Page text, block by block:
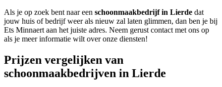
Als je op zoek bent naar een schoonmaakbedrijf in Lierde dat
jouw huis of bedrijf weer als nieuw zal laten glimmen, dan ben je bij
Ets Minnaert aan het juiste adres. Neem gerust contact met ons op
als je meer informatie wilt over onze diensten!
Prijzen vergelijken van
schoonmaakbedrijven in Lierde